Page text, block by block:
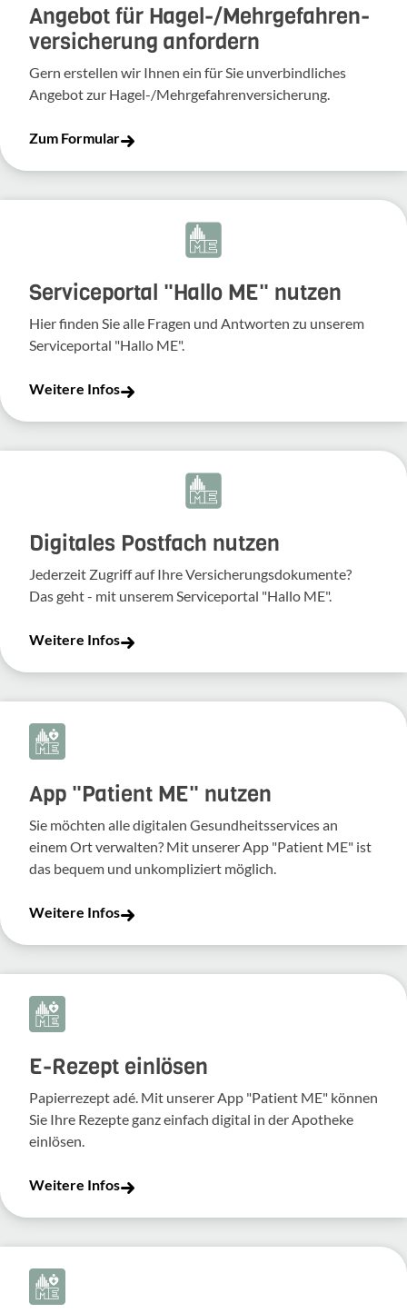
Angebot für Hagel-­/Mehrgefahren­
versicherung anfordern
Gern erstellen wir Ihnen ein für Sie unverbindliches
Angebot zur Hagel-/Mehrgefahrenversicherung.
Zum Formular
Serviceportal "Hallo ME" nutzen
Hier finden Sie alle Fragen und Antworten zu unserem
Serviceportal "Hallo ME".
Weitere Infos
Digitales Postfach nutzen
Jederzeit Zugriff auf Ihre Versicherungsdokumente?
Das geht - mit unserem Serviceportal "Hallo ME".
Weitere Infos
App "Patient ME" nutzen
Sie möchten alle digitalen Gesundheitsservices an
einem Ort verwalten? Mit unserer App "Patient ME" ist
das bequem und unkompliziert möglich.
Weitere Infos
E-Rezept einlösen
Papierrezept adé. Mit unserer App "Patient ME" können
Sie Ihre Rezepte ganz einfach digital in der Apotheke
einlösen.
Weitere Infos